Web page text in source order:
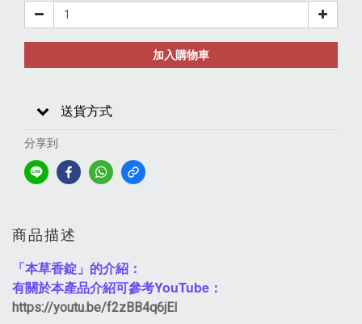
加入購物車
送貨方式
分享到
商品描述
「本草香錠」的介紹：
有關於本產品介紹可參考YouTube：
https://youtu.be/f2zBB4q6jEI